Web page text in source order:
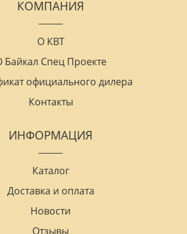
КОМПАНИЯ
О КВТ
Байкал Спец Проекте
официального дилера
Контакты
ИНФОРМАЦИЯ
Каталог
Доставка и оплата
Новости
Отзывы